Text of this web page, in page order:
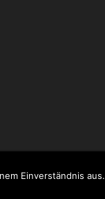
Einverständnis aus.